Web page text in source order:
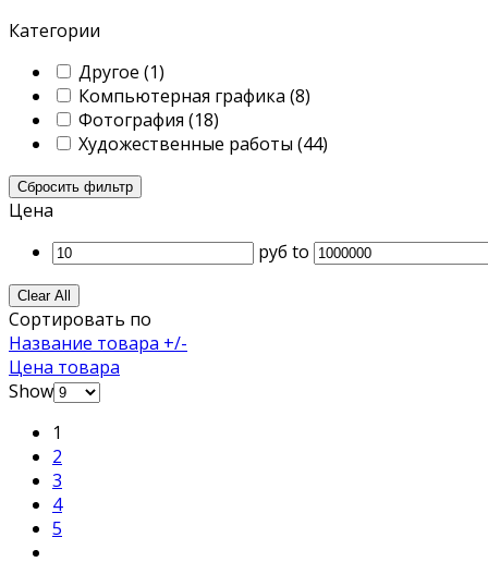
Категории
Другое (1)
Компьютерная графика (8)
Фотография (18)
Художественные работы (44)
Сбросить фильтр
Цена
руб to
Clear All
Сортировать по
Название товара +/-
Цена товара
Show
1
2
3
4
5